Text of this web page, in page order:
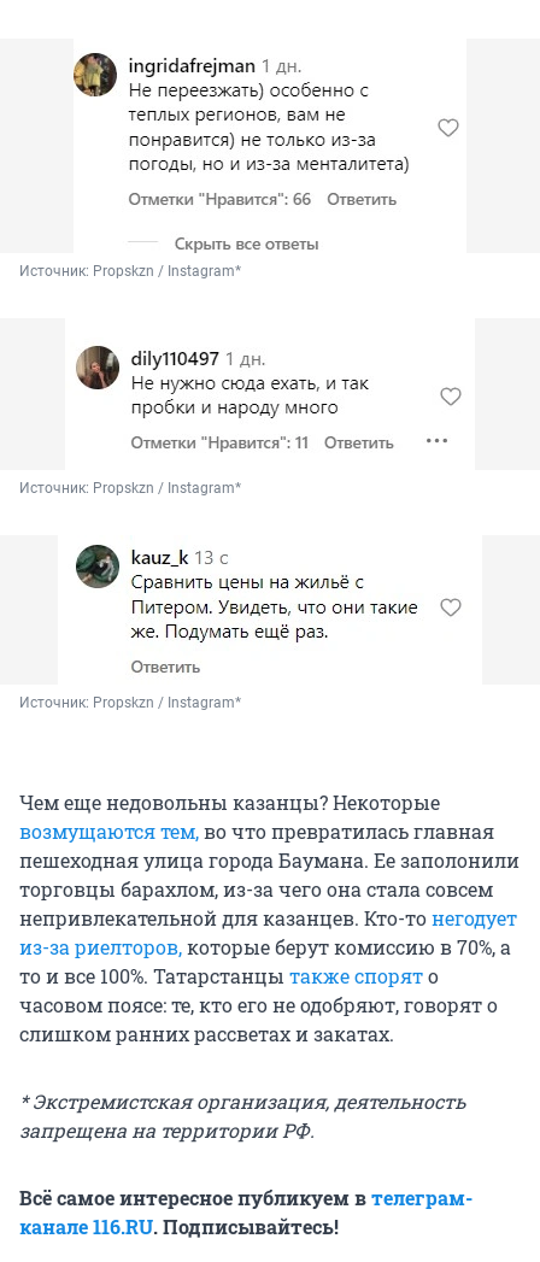
Источник: Propskzn / Instagram*
Источник: Propskzn / Instagram*
Источник: Propskzn / Instagram*
Чем еще недовольны казанцы? Некоторые
возмущаются тем,во что превратилась главная
пешеходная улица города Баумана. Ее заполонили
торговцы барахлом, из-за чего она стала совсем
непривлекательной для казанцев. Кто-тонегодует
из-за риелторов,которые берут комиссию в 70%, а
то и все 100%. Татарстанцы также спорято
часовом поясе: те, кто его не одобряют, говорят о
слишком ранних рассветах и закатах.
* Экстремистская организация, деятельность
запрещена на территории РФ.
Всё самое интересное публикуем втелеграм-
канале 116.RU. Подписывайтесь!